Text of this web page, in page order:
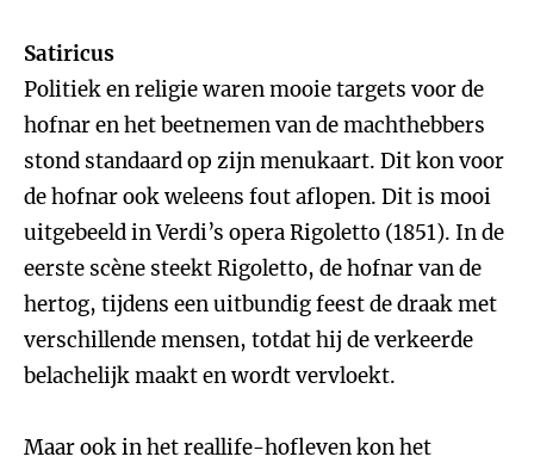
Satiricus
Politiek en religie waren mooie targets voor de
hofnar en het beetnemen van de machthebbers
stond standaard op zijn menukaart. Dit kon voor
de hofnar ook weleens fout aflopen. Dit is mooi
uitgebeeld in Verdi’s opera Rigoletto (1851). In de
eerste scène steekt Rigoletto, de hofnar van de
hertog, tijdens een uitbundig feest de draak met
verschillende mensen, totdat hij de verkeerde
belachelijk maakt en wordt vervloekt.
Maar ook in het reallife-hofleven kon het